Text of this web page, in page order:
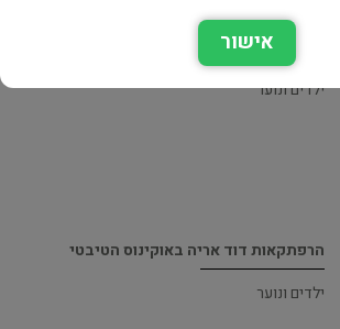
הרפתקאות דוד אריה ביערות הסהרה
ילדים ונוער
הרפתקאות דוד אריה באוקינוס הטיבטי
ילדים ונוער
אישור